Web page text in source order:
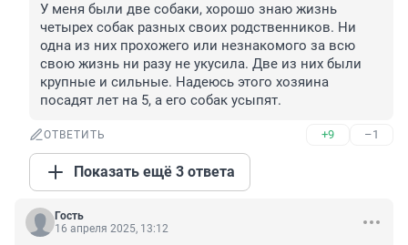
У меня были две собаки, хорошо знаю жизнь
четырех собак разных своих родственников. Ни
одна из них прохожего или незнакомого за всю
свою жизнь ни разу не укусила. Две из них были
крупные и сильные. Надеюсь этого хозяина
посадят лет на 5, а его собак усыпят.
ОТВЕТИТЬ +9 –1
Показать ещё 3 ответа
Гость
16 апреля 2025, 13:12